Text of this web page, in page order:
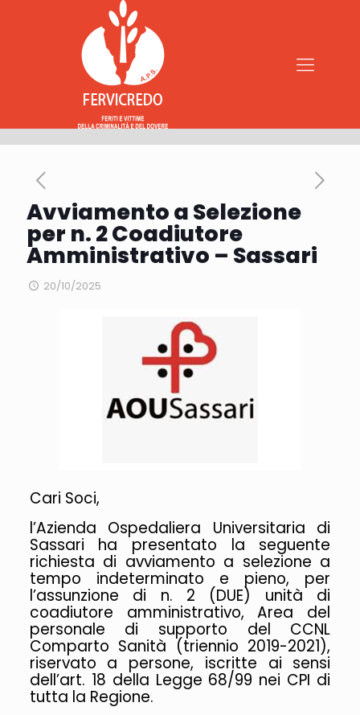
Avviamento a Selezione
per n. 2 Coadiutore
Amministrativo – Sassari
20/10/2025
Cari Soci,
l’Azienda Ospedaliera Universitaria di
Sassari ha presentato la seguente
richiesta di avviamento a selezione a
tempo indeterminato e pieno, per
l’assunzione di n. 2 (DUE) unità di
coadiutore amministrativo, Area del
personale di supporto del CCNL
Comparto Sanità (triennio 2019-2021),
riservato a persone, iscritte ai sensi
dell’art. 18 della Legge 68/99 nei CPI di
tutta la Regione.